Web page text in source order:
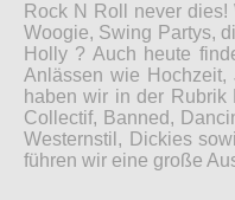
Rock N Roll never
Woogie, Swing Partys,
Holly ? Auch heute
Anlässen wie Hochzeit,
haben wir in der
Collectif, Banned,
Westernstil, Dickies
führen wir eine große